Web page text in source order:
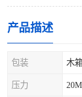
产品描述
包装 木
压力